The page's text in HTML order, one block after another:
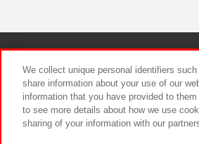
We collect unique personal identifiers
share information about your use of our
information that you have provided to
to see more details about how we use
sharing of your information with our